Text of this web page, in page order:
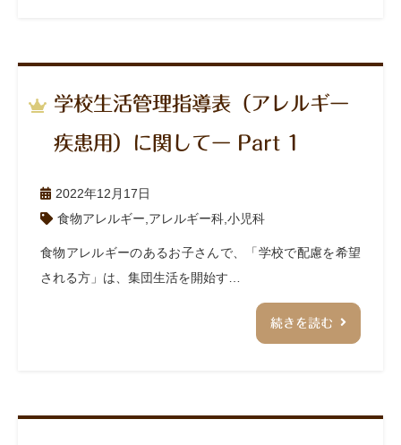
学校生活管理指導表（アレルギー
疾患用）に関してー Part 1
2022年12月17日
食物アレルギー アレルギー科 小児科
食物アレルギーのあるお子さんで、「学校で配慮を希望
される方」は、集団生活を開始す…
続きを読む